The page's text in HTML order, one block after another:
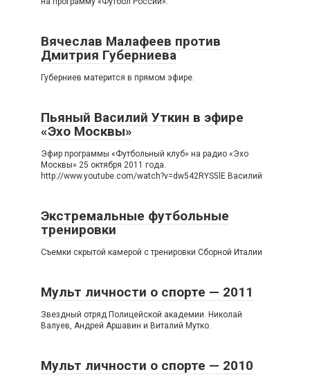
Вячеслав Малафеев против
Дмитрия Губерниева
Губерниев матерится в прямом эфире.
Пьяный Василий Уткин в эфире
«Эхо Москвы»
Эфир программы «Футбольный клуб» на радио «Эхо
Москвы» 25 октября 2011 года.
http://www.youtube.com/watch?v=dw542RYS5lE Василий
Экстремальные футбольные
тренировки
Съемки скрытой камерой с тренировки Сборной Италии
Мульт личности о спорте — 2011
Звездный отряд Полицейской академии. Николай
Валуев, Андрей Аршавин и Виталий Мутко.
Мульт личности о спорте — 2010